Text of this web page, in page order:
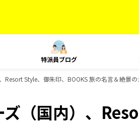
特派員ブログ
Resort Style、御朱印、BOOKS 旅の名言＆絶景
（国内）、